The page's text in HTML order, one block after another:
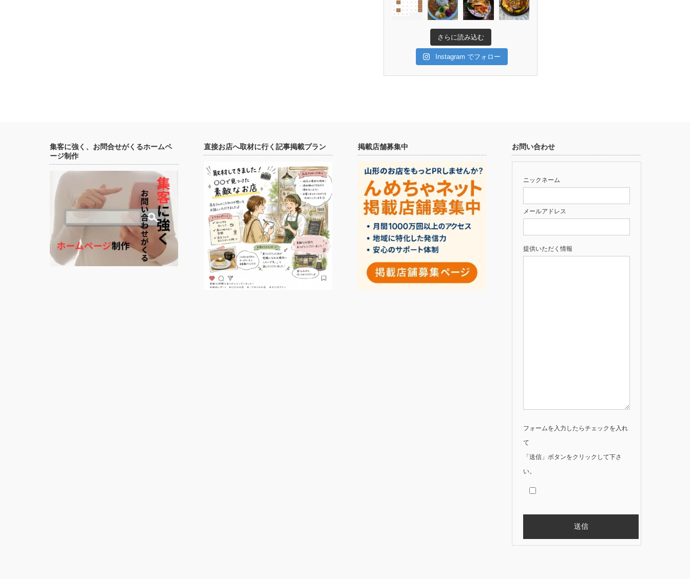
さらに読み込む
Instagram でフォロー
集客に強く、お問合せがくるホームペ
ージ制作
直接お店へ取材に行く記事掲載プラン 掲載店舗募集中 お問い合わせ
ニックネーム
メールアドレス
提供いただく情報
フォームを入力したらチェックを入れ
て
「送信」ボタンをクリックして下さ
い。